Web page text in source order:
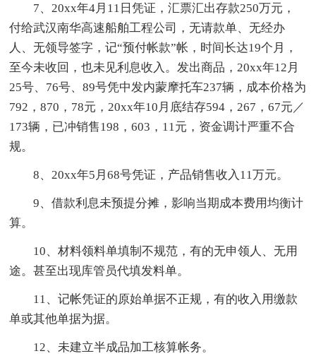
7、20xx年4月11日凭证，汇票汇出存款250万元，
付给武汉南华高速船舶工程公司，无请款单、无经办
人、无领导签字，记“预付帐款”帐，时间长达19个月，
至今未收回，也未见利息收入。发出商品，20xx年12月
25号、76号、89号凭中发内蒙摩托车237辆，成本价格为
792，870，78元，20xx年10月底结存594，267，67元／
173辆，已冲销售198，603，11元，资金调计严重不合
规。
8、20xx年5月68号凭证，产品销售收入11万元。
9、借款利息未预提分摊，影响当期成本费用均衡计
算。
10、材料领料单填制不规范，有的无申领人、无用
途。甚至出现库管员代填发料单。
11、记帐凭证的原始单据不正规，有的收入用缴款
单或其他单据为据。
12、未建立半成品加工核算帐务。